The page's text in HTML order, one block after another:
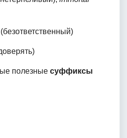
(безответственный)
полезные суффиксы